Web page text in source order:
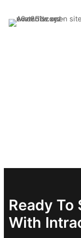
Ready
With